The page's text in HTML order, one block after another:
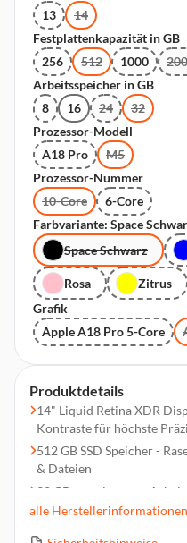
Produktdetails
14" Liquid Retina XDR
Kontraste für höchste
512 GB SSD Speicher -
& Dateien
32 GB gemeinsamer
Multitasking
alle Herstellerinformationen
13
14
Festplattenkapazität in GB
256
512 1000
Arbeitsspeicher in GB
8
16 24
32
Prozessor-Modell
A18 Pro
M5
Prozessor-Nummer
10-Core
6-Core
Farbvariante: Space
Space Schwarz
Rosa
Zitrus
Grafik
Apple A18 Pro 5-Core